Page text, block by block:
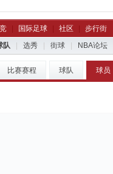
国际足球 社区
步行街
队 选秀 街球 NBA论坛
比赛赛程 球队 球员